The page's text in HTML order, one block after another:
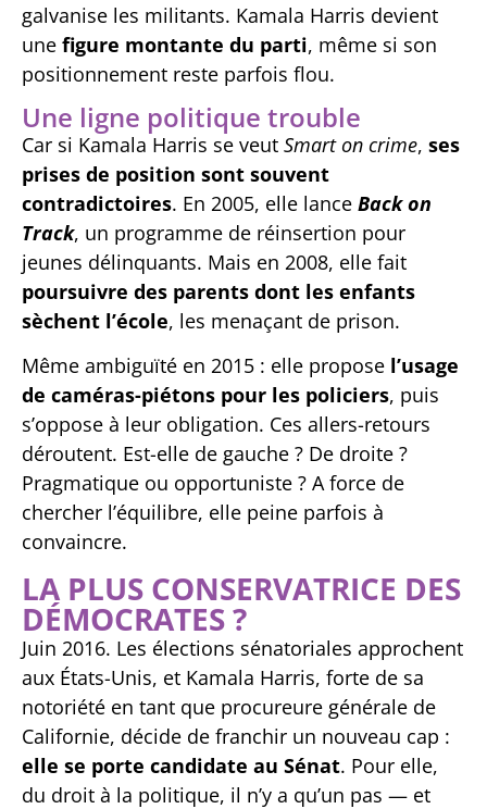
galvanise les militants. Kamala Harris devient
une figure montante du parti, même si son
positionnement reste parfois flou.
Une ligne politique trouble
Car si Kamala Harris se veut Smart on crime, ses
prises de position sont souvent
contradictoires. En 2005, elle lance Back on
Track, un programme de réinsertion pour
jeunes délinquants. Mais en 2008, elle fait
poursuivre des parents dont les enfants
sèchent l’école, les menaçant de prison.
Même ambiguïté en 2015 : elle propose l’usage
de caméras-piétons pour les policiers, puis
s’oppose à leur obligation. Ces allers-retours
déroutent. Est-elle de gauche ? De droite ?
Pragmatique ou opportuniste ? A force de
chercher l’équilibre, elle peine parfois à
convaincre.
LA PLUS CONSERVATRICE DES
DÉMOCRATES ?
Juin 2016. Les élections sénatoriales approchent
aux États-Unis, et Kamala Harris, forte de sa
notoriété en tant que procureure générale de
Californie, décide de franchir un nouveau cap :
elle se porte candidate au Sénat. Pour elle,
du droit à la politique, il n’y a qu’un pas — et